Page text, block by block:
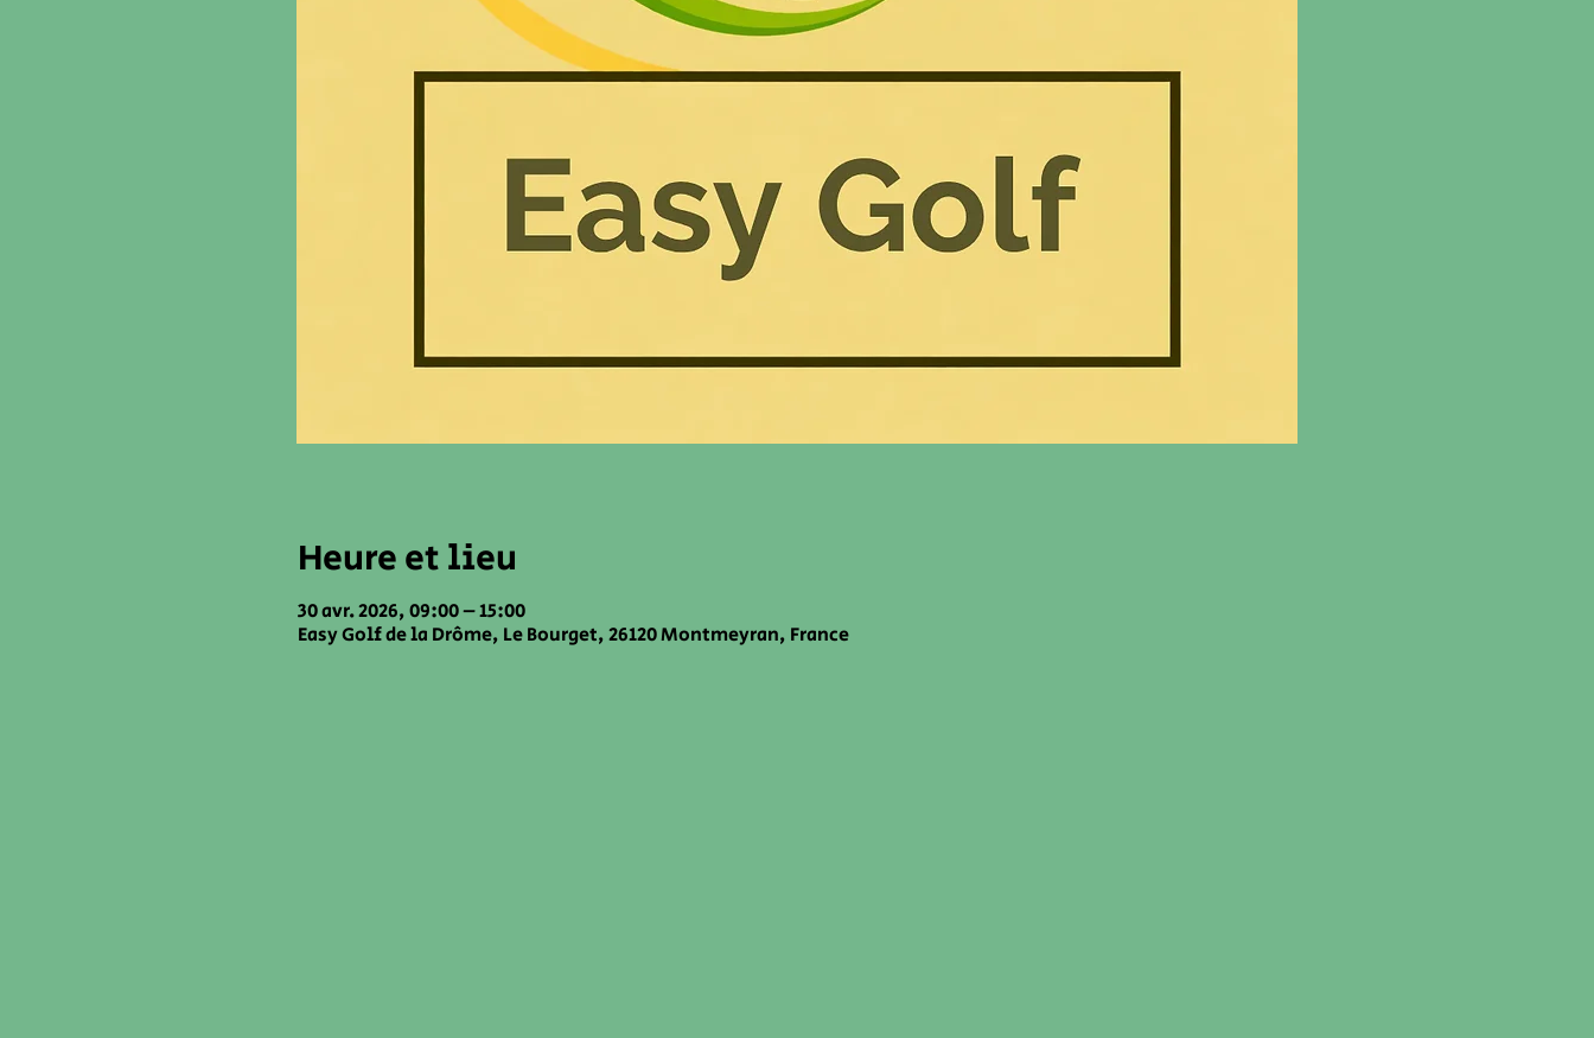
Heure et lieu
30 avr. 2026, 09:00 – 15:00
Easy Golf de la Drôme, Le Bourget, 26120 Montmeyran, France